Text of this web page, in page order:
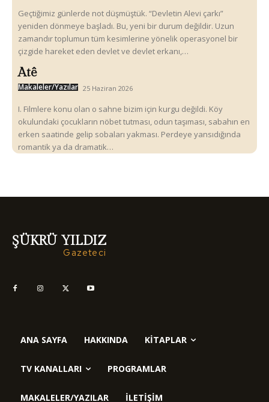
Geçtiğimiz günlerde not düşmüştük. “Devletin Alevi çarkı”
yeniden dönmeye başladı. Bu, yeni bir durum değildir. Uzun
zamandır toplumun tüm kesimlerine yönelik operasyonel bir
çizgide hareket eden devlet ve devlet erkanı,…
Atê
Makaleler/Yazılar 25 Haziran 2026
I. Filmlere konu olan o sahne bizim için kurgu değildi. Köy
okulundaki çocukların nöbet tutması, odun taşıması, sabahın en
erken saatinde gelip sobaları yakması. Perdeye yansıdığında
romantik ya da dramatik…
ŞÜKRÜ YILDIZ
Gazeteci
ANA SAYFA HAKKINDA KITAPLAR
TV KANALLARI PROGRAMLAR
MAKALELER/YAZILAR İLETIŞIM